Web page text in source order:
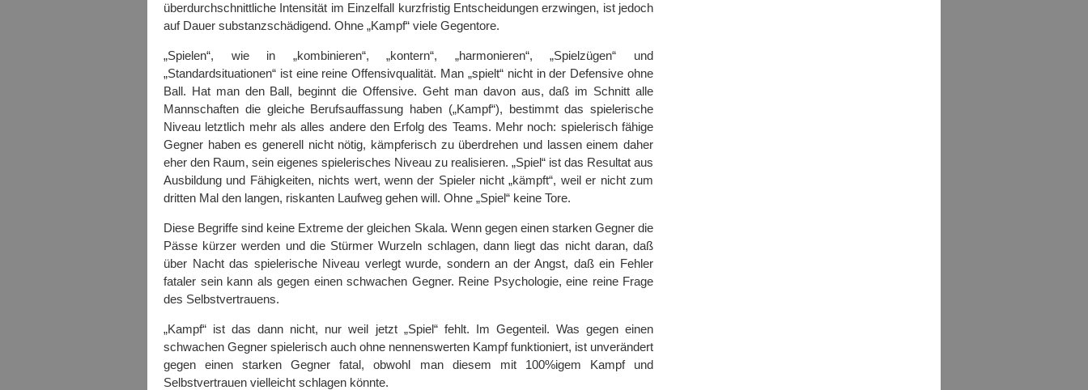
überdurchschnittliche Intensität im Einzelfall kurzfristig Entscheidungen erzwingen, ist jedoch
auf Dauer substanzschädigend. Ohne „Kampf“ viele Gegentore.
„Spielen“, wie in „kombinieren“, „kontern“, „harmonieren“, „Spielzügen“ und
„Standardsituationen“ ist eine reine Offensivqualität. Man „spielt“ nicht in der Defensive ohne
Ball. Hat man den Ball, beginnt die Offensive. Geht man davon aus, daß im Schnitt alle
Mannschaften die gleiche Berufsauffassung haben („Kampf“), bestimmt das spielerische
Niveau letztlich mehr als alles andere den Erfolg des Teams. Mehr noch: spielerisch fähige
Gegner haben es generell nicht nötig, kämpferisch zu überdrehen und lassen einem daher
eher den Raum, sein eigenes spielerisches Niveau zu realisieren. „Spiel“ ist das Resultat aus
Ausbildung und Fähigkeiten, nichts wert, wenn der Spieler nicht „kämpft“, weil er nicht zum
dritten Mal den langen, riskanten Laufweg gehen will. Ohne „Spiel“ keine Tore.
Diese Begriffe sind keine Extreme der gleichen Skala. Wenn gegen einen starken Gegner die
Pässe kürzer werden und die Stürmer Wurzeln schlagen, dann liegt das nicht daran, daß
über Nacht das spielerische Niveau verlegt wurde, sondern an der Angst, daß ein Fehler
fataler sein kann als gegen einen schwachen Gegner. Reine Psychologie, eine reine Frage
des Selbstvertrauens.
„Kampf“ ist das dann nicht, nur weil jetzt „Spiel“ fehlt. Im Gegenteil. Was gegen einen
schwachen Gegner spielerisch auch ohne nennenswerten Kampf funktioniert, ist unverändert
gegen einen starken Gegner fatal, obwohl man diesem mit 100%igem Kampf und
Selbstvertrauen vielleicht schlagen könnte.